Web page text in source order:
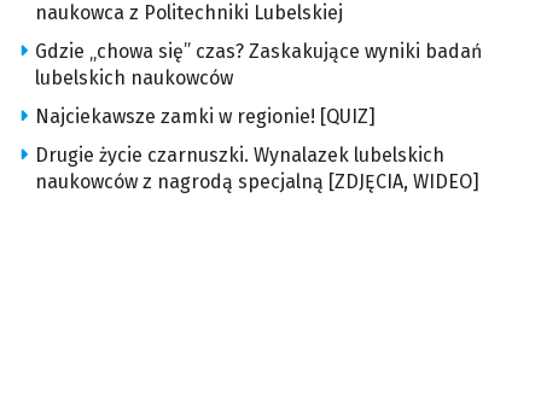
naukowca z Politechniki Lubelskiej
Gdzie „chowa się” czas? Zaskakujące wyniki badań
lubelskich naukowców
Najciekawsze zamki w regionie! [QUIZ]
Drugie życie czarnuszki. Wynalazek lubelskich
naukowców z nagrodą specjalną [ZDJĘCIA, WIDEO]